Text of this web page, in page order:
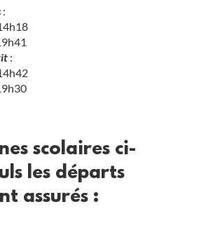
:
:
scolaires ci-
les départs
assurés :